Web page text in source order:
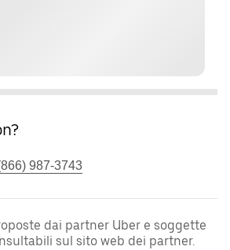
987-3743
dai partner Uber e soggette
sul sito web dei partner.